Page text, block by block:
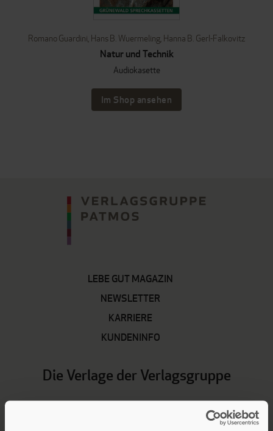
Romano Guardini, Hans B. Wuermeling, Hanna B. Gerl-Falkovitz
Natur und Technik
Audiokasette
Im Shop ansehen
LEBE GUT MAGAZIN
NEWSLETTER
KARRIERE
KUNDENINFO
Die Verlage der Verlagsgruppe